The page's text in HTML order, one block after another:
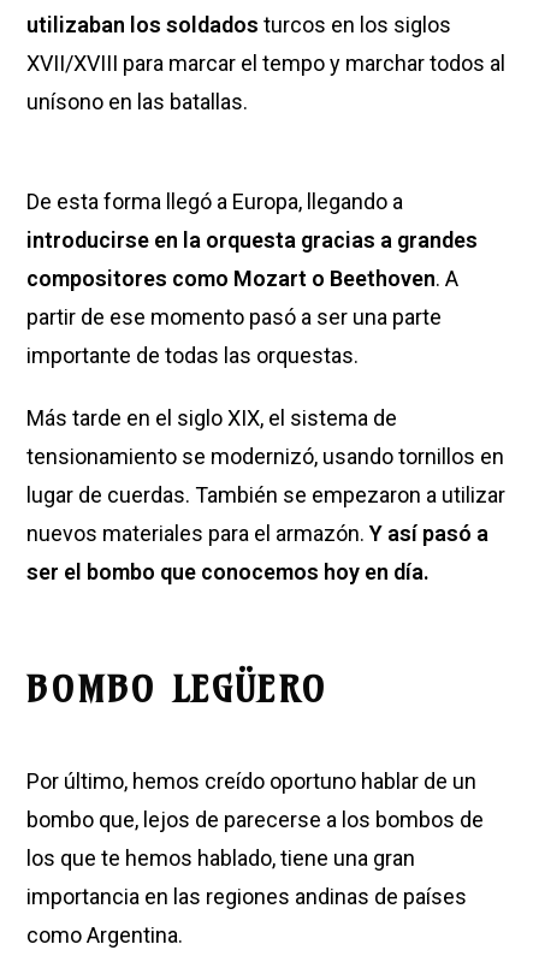
utilizaban los soldados turcos en los siglos
XVII/XVIII para marcar el tempo y marchar todos al
unísono en las batallas.
De esta forma llegó a Europa, llegando a
introducirse en la orquesta gracias a grandes
compositores como Mozart o Beethoven. A
partir de ese momento pasó a ser una parte
importante de todas las orquestas.
Más tarde en el siglo XIX, el sistema de
tensionamiento se modernizó, usando tornillos en
lugar de cuerdas. También se empezaron a utilizar
nuevos materiales para el armazón.Y así pasó a
ser el bombo que conocemos hoy en día.
BOMBO LEGÜERO
Por último, hemos creído oportuno hablar de un
bombo que, lejos de parecerse a los bombos de
los que te hemos hablado, tiene una gran
importancia en las regiones andinas de países
como Argentina.